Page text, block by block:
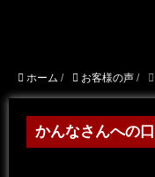
ホーム / お客様の声 /
かんなさんへの